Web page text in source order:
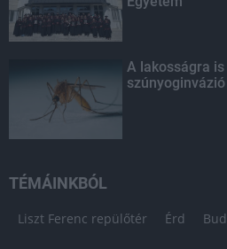
A lakosságra
TÉMÁINKBÓL
Liszt Ferenc repülőtér Érd